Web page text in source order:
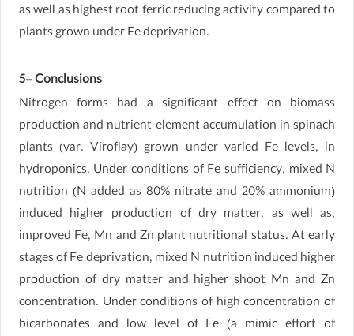
as well as highest root ferric reducing activity compared to
plants grown under Fe deprivation.
5- Conclusions
Nitrogen forms had a significant effect on biomass
production and nutrient element accumulation in spinach
plants (var. Viroflay) grown under varied Fe levels, in
hydroponics. Under conditions of Fe sufficiency, mixed N
nutrition (N added as 80% nitrate and 20% ammonium)
induced higher production of dry matter, as well as,
improved Fe, Mn and Zn plant nutritional status. At early
stages of Fe deprivation, mixed N nutrition induced higher
production of dry matter and higher shoot Mn and Zn
concentration. Under conditions of high concentration of
bicarbonates and low level of Fe (a mimic effort of